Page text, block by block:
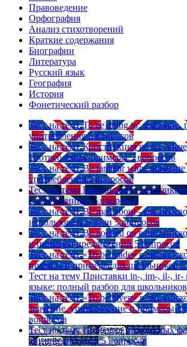
Правоведение
Орфография
Анализ стихотворений
Краткие содержания
Биографии
Литература
Русский язык
География
История
Фонетический разбор
Тест на тему To be going to: значение,
употребления 5 вопросов
Тест на тему Конструкция go on:
употребления, примеры 5 вопросов
Тест на тему Be familiar with:
употребления 5 вопросов
Тест на тему Британский vs
в чем разница? 5 вопросов
Тест на тему Be mad about - как
использовать в речи 5 вопросов
Тест на тему Be hooked on в
и примеры предложений 5 вопросов
Тест на тему «To be made» в
правила и примеры для школьников
Тест на тему Приставки in-, im-, il-, ir-
языке: полный разбор для школьников
Тест на тему «To be given» в
значение, употребление и примеры
вопросов
Тест на тему Подборка интересных
английский язык 5 вопросов